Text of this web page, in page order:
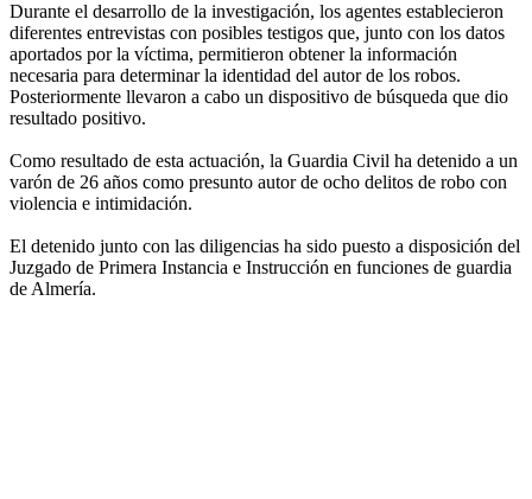
Durante el desarrollo de la investigación, los agentes establecieron
diferentes entrevistas con posibles testigos que, junto con los datos
aportados por la víctima, permitieron obtener la información
necesaria para determinar la identidad del autor de los robos.
Posteriormente llevaron a cabo un dispositivo de búsqueda que dio
resultado positivo.
Como resultado de esta actuación, la Guardia Civil ha detenido a un
varón de 26 años como presunto autor de ocho delitos de robo con
violencia e intimidación.
El detenido junto con las diligencias ha sido puesto a disposición del
Juzgado de Primera Instancia e Instrucción en funciones de guardia
de Almería.